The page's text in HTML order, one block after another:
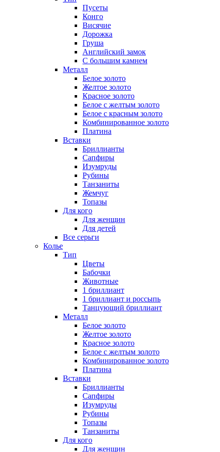
Пусеты
Конго
Висячие
Дорожка
Груша
Английский замок
С большим камнем
Металл
Белое золото
Желтое золото
Красное золото
Белое с желтым золото
Белое с красным золото
Комбинированное золото
Платина
Вставки
Бриллианты
Сапфиры
Изумруды
Рубины
Танзаниты
Жемчуг
Топазы
Для кого
Для женщин
Для детей
Все серьги
Колье
Тип
Цветы
Бабочки
Животные
1 бриллиант
1 бриллиант и россыпь
Танцующий бриллиант
Металл
Белое золото
Желтое золото
Красное золото
Белое с желтым золото
Комбинированное золото
Платина
Вставки
Бриллианты
Сапфиры
Изумруды
Рубины
Топазы
Танзаниты
Для кого
Для женщин